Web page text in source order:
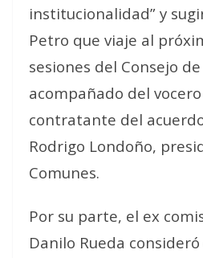
institucionalidad” y
Petro que viaje al
sesiones del Consejo
acompañado del
contratante del
Rodrigo Londoño,
Comunes.
Por su parte, el ex
Danilo Rueda